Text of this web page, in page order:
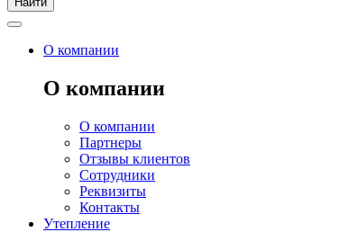
О компании
О компании
О компании
Партнеры
Отзывы клиентов
Сотрудники
Реквизиты
Контакты
Утепление